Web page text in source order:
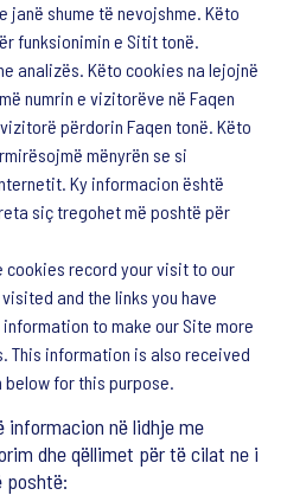
janë shume të nevojshme. Këto
funksionimin e Sitit tonë.
analizës. Këto cookies na lejojnë
numrin e vizitorëve në Faqen
përdorin Faqen tonë. Këto
mënyrën se si
Ky informacion është
siç tregohet më poshtë për
cookies record your visit to our
and the links you have
to make our Site more
This information is also received
for this purpose.
informacion në lidhje me
dhe qëllimet për të cilat ne i
poshtë: